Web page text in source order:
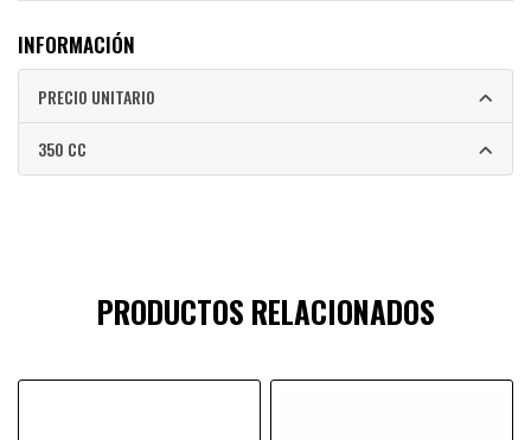
INFORMACIÓN
PRECIO UNITARIO
350 CC
PRODUCTOS RELACIONADOS